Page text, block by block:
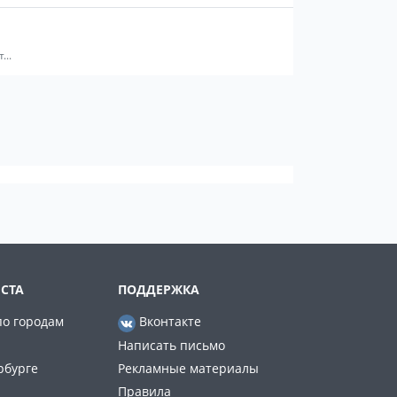
городам
ПОДДЕРЖКА
Вконтакте
Написать письмо
Рекламные материалы
Правила